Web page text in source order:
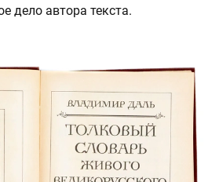
дело автора текста.